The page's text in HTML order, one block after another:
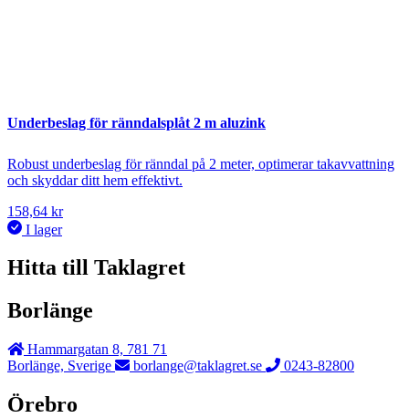
Underbeslag för ränndalsplåt 2 m aluzink
Robust underbeslag för ränndal på 2 meter, optimerar takavvattning
och skyddar ditt hem effektivt.
158,64 kr
I lager
Hitta till Taklagret
Borlänge
Hammargatan 8, 781 71
Borlänge, Sverige
borlange@taklagret.se 0243-82800
Örebro